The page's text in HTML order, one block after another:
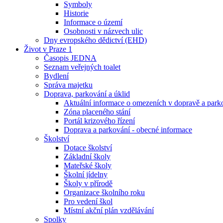
Symboly
Historie
Informace o území
Osobnosti v názvech ulic
Dny evropského dědictví (EHD)
Život v Praze 1
Časopis JEDNA
Seznam veřejných toalet
Bydlení
Správa majetku
Doprava, parkování a úklid
Aktuální informace o omezeních v dopravě a
Zóna placeného stání
Portál krizového řízení
Doprava a parkování - obecné informace
Školství
Dotace školství
Základní školy
Mateřské školy
Školní jídelny
Školy v přírodě
Organizace školního roku
Pro vedení škol
Místní akční plán vzdělávání
Spolky